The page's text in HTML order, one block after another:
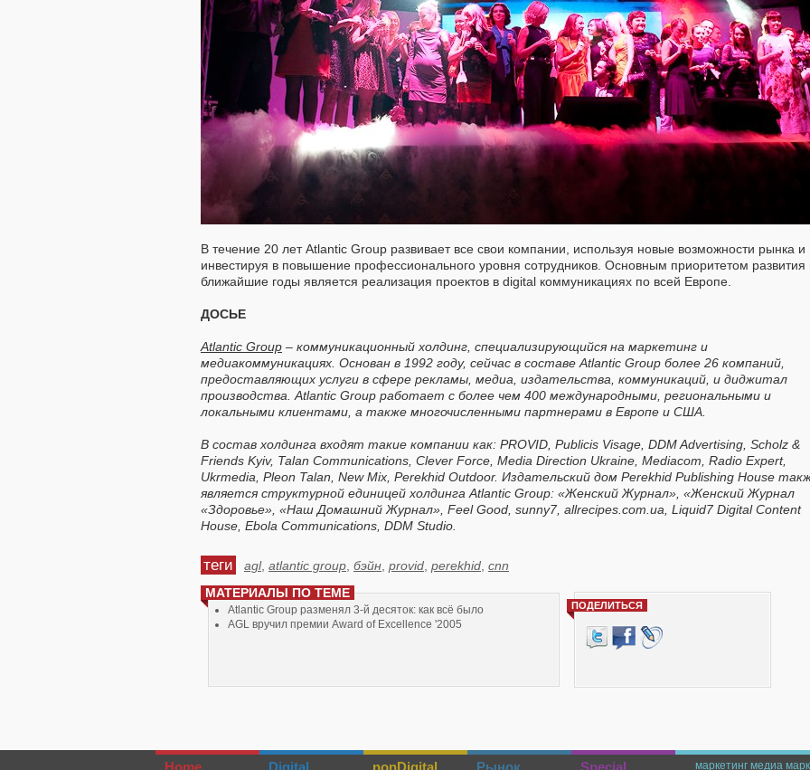
В течение 20 лет Atlantic Group развивает все свои компании, используя новые возможности рынка и
инвестируя в повышение профессионального уровня сотрудников. Основным приоритетом развития
ближайшие годы является реализация проектов в digital коммуникациях по всей Европе.
ДОСЬЕ
Atlantic Group – коммуникационный холдинг, специализирующийся на маркетинг и
медиакоммуникациях. Основан в 1992 году, сейчас в составе Atlantic Group более 26 компаний,
предоставляющих услуги в сфере рекламы, медиа, издательства, коммуникаций, и диджитал
производства. Atlantic Group работает с более чем 400 международными, региональными и
локальными клиентами, а также многочисленными партнерами в Европе и США.
В состав холдинга входят такие компании как: PROVID, Publicis Visage, DDM Advertising, Scholz &
Friends Kyiv, Talan Communications, Clever Force, Media Direction Ukraine, Mediacom, Radio Expert,
Ukrmedia, Pleon Talan, New Mix, Perekhid Outdoor. Издательский дом Perekhid Publishing House
является структурной единицей холдинга Atlantic Group: «Женский Журнал», «Женский Журнал
«Здоровье», «Наш Домашний Журнал», Feel Good, sunny7, allrecipes.com.ua, Liquid7 Digital Content
House, Ebola Communications, DDM Studio.
теги agl, atlantic group бэйн provid perekhid cnn
МАТЕРИАЛЫ ПО ТЕМЕ
Atlantic Group разменял 3-й десяток: как всё было
AGL вручил премии Award of Excellence '2005
ПОДЕЛИТЬСЯ
Home Digital nonDigital Рынок Special маркетинг медиа